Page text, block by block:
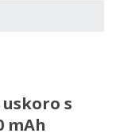
uskoro s
mAh